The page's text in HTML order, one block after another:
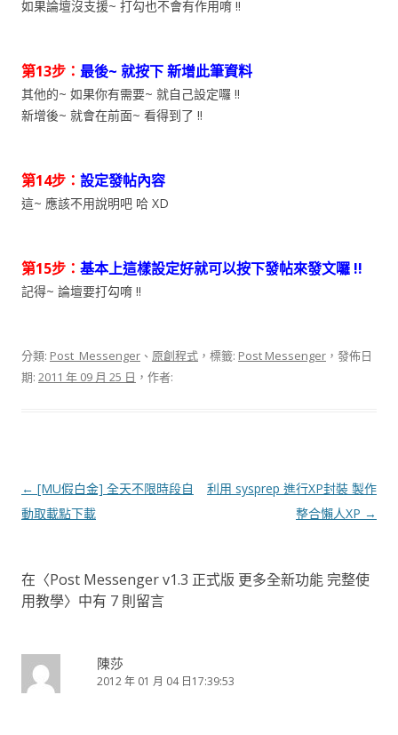
如果論壇沒支援~ 打勾也不會有作用唷 !!
第13步： 最後~ 就按下 新增此筆資料
其他的~ 如果你有需要~ 就自己設定囉 !!
新增後~ 就會在前面~ 看得到了 !!
第14步： 設定發帖內容
這~ 應該不用說明吧 哈 XD
第15步： 基本上這樣設定好就可以按下發帖來發文囉 !!
記得~ 論壇要打勾唷 !!
分類: Post_Messenger 、 原創程式 ，標籤: Post Messenger ，發佈日
期: 2011 年 09 月 25 日 ，作者:
文
章
← [MU假白金] 全天不限時段自
動取載點下載
利用 sysprep 進行XP封裝 製作
整合懶人XP →
在〈Post Messenger v1.3 正式版 更多全新功能 完整使
用教學〉中有 7 則留言
陳莎
2012 年 01 月 04 日17:39:53